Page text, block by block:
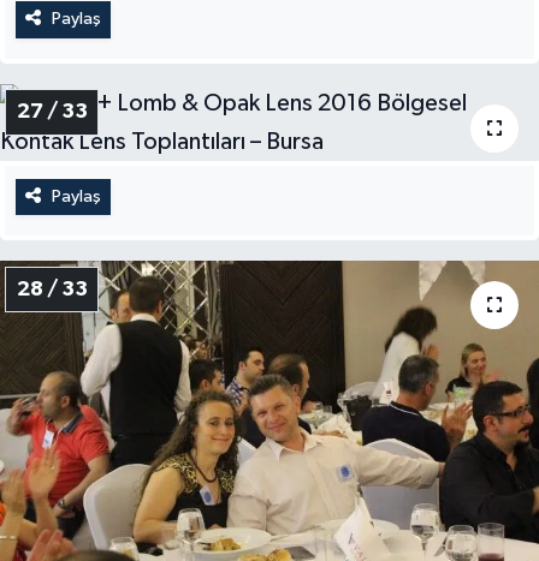
Paylaş
27 / 33
Paylaş
28 / 33